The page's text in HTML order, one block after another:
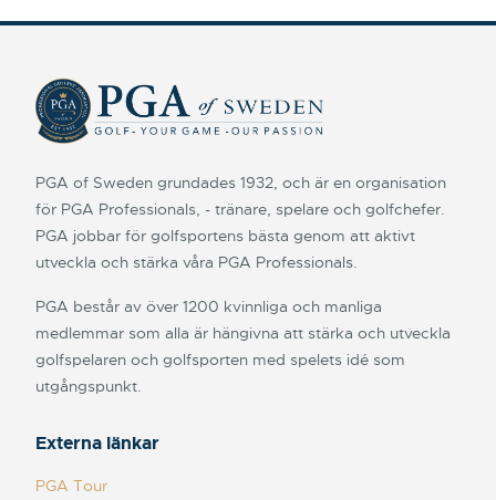
PGA of Sweden grundades 1932, och är en organisation
för PGA Professionals, - tränare, spelare och golfchefer.
PGA jobbar för golfsportens bästa genom att aktivt
utveckla och stärka våra PGA Professionals.
PGA består av över 1200 kvinnliga och manliga
medlemmar som alla är hängivna att stärka och utveckla
golfspelaren och golfsporten med spelets idé som
utgångspunkt.
Externa länkar
PGA Tour